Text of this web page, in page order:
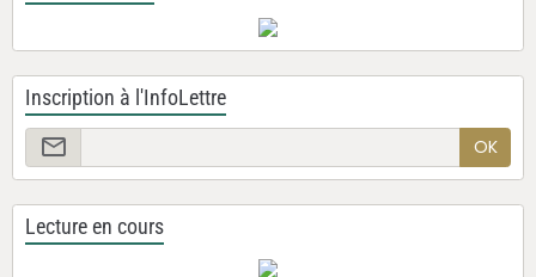
Inscription à l'InfoLettre
OK
Lecture en cours